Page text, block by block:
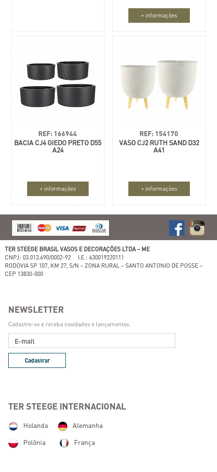
+ informações
REF: 166944
BACIA CJ4 GIEDO PRETO D55
A24
+ informações
REF: 154170
VASO CJ2 RUTH SAND D32
A41
+ informações
TER STEEGE BRASIL VASOS E DECORAÇÕES LTDA – ME
CNPJ: 03.013.690/0002-92 I.E.: 630019220111
RODOVIA SP 107, KM 27, S/N – ZONA RURAL – SANTO ANTONIO DE POSSE –
CEP 13830-000
NEWSLETTER
Cadastre-se e receba novidades e lançamentos.
Cadastrar
TER STEEGE INTERNACIONAL
Holanda
Alemanha
Polônia
França